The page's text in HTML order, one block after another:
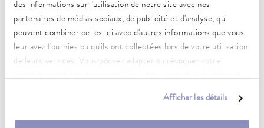
des informations sur l'utilisation de notre site avec nos
partenaires de médias sociaux, de publicité et d'analyse, qui
peuvent combiner celles-ci avec d'autres informations que vous
leur avez fournies ou qu'ils ont collectées lors de votre utilisation
de leurs services. Vous pouvez adapter ou révoquer votre
Afficher les détails
Plage de température de fonctionnement
-35 ... 200 °C
Plage de température ambiante
5 ... 40 °C